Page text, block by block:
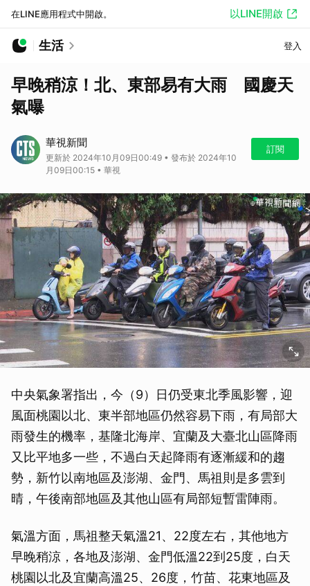
在LINE應用程式中開啟。 以LINE開啟
生活 登入
早晚稍涼！北、東部易有大雨 國慶天
氣曝
華視新聞
更新於 2024年10月09日00:49 • 發布於 2024年10
月09日00:15 • 華視
訂閱
中央氣象署指出，今（9）日仍受東北季風影響，迎
風面桃園以北、東半部地區仍然容易下雨，有局部大
雨發生的機率，基隆北海岸、宜蘭及大臺北山區降雨
又比平地多一些，不過白天起降雨有逐漸緩和的趨
勢，新竹以南地區及澎湖、金門、馬祖則是多雲到
晴，午後南部地區及其他山區有局部短暫雷陣雨。
氣溫方面，馬祖整天氣溫21、22度左右，其他地方
早晚稍涼，各地及澎湖、金門低溫22到25度，白天
桃園以北及宜蘭高溫25、26度，竹苗、花東地區及